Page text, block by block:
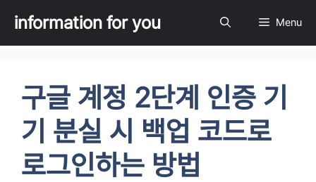
content
information for you Menu
구글 계정 2단계 인증 기
기 분실 시 백업 코드로
로그인하는 방법